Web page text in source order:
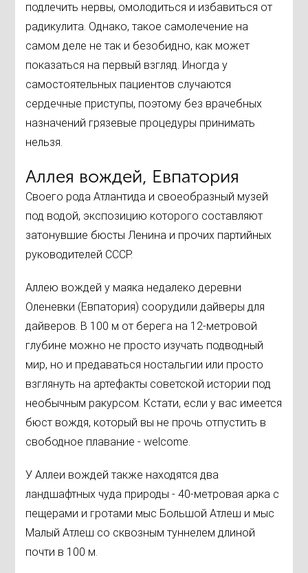
подлечить нервы, омолодиться и избавиться от
радикулита. Однако, такое самолечение на
самом деле не так и безобидно, как может
показаться на первый взгляд. Иногда у
самостоятельных пациентов случаются
сердечные приступы, поэтому без врачебных
назначений грязевые процедуры принимать
нельзя.
Аллея вождей, Евпатория
Своего рода Атлантида и своеобразный музей
под водой, экспозицию которого составляют
затонувшие бюсты Ленина и прочих партийных
руководителей СССР.
Аллею вождей у маяка недалеко деревни
Оленевки (Евпатория) соорудили дайверы для
дайверов. В 100 м от берега на 12-метровой
глубине можно не просто изучать подводный
мир, но и предаваться ностальгии или просто
взглянуть на артефакты советской истории под
необычным ракурсом. Кстати, если у вас имеется
бюст вождя, который вы не прочь отпустить в
свободное плавание - welcome.
У Аллеи вождей также находятся два
ландшафтных чуда природы - 40-метровая арка с
пещерами и гротами мыс Большой Атлеш и мыс
Малый Атлеш со сквозным туннелем длиной
почти в 100 м.